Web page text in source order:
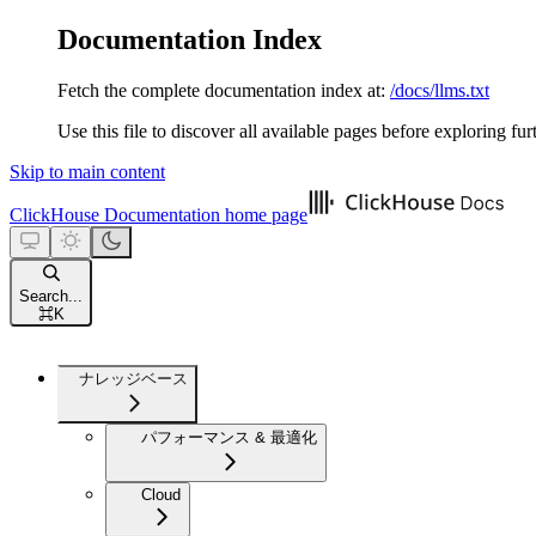
Documentation Index
Fetch the complete documentation index at: /docs/llms.txt
Use this file to discover all available pages before exploring
Skip to main content
ClickHouse Documentation home page
Search...
⌘K
ナレッジベース
パフォーマンス & 最適化
Cloud